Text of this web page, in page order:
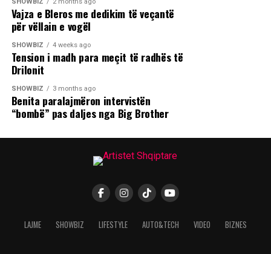
Vajza e Bleros me dedikim të veçantë
për vëllain e vogël
SHOWBIZ 4 weeks ago
Tension i madh para meçit të radhës të
Drilonit
SHOWBIZ 3 months ago
Benita paralajmëron intervistën
“bombë” pas daljes nga Big Brother
LAJME SHOWBIZ LIFESTYLE AUTO&TECH VIDEO BIZNES